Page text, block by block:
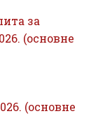
за
(основне
(основне